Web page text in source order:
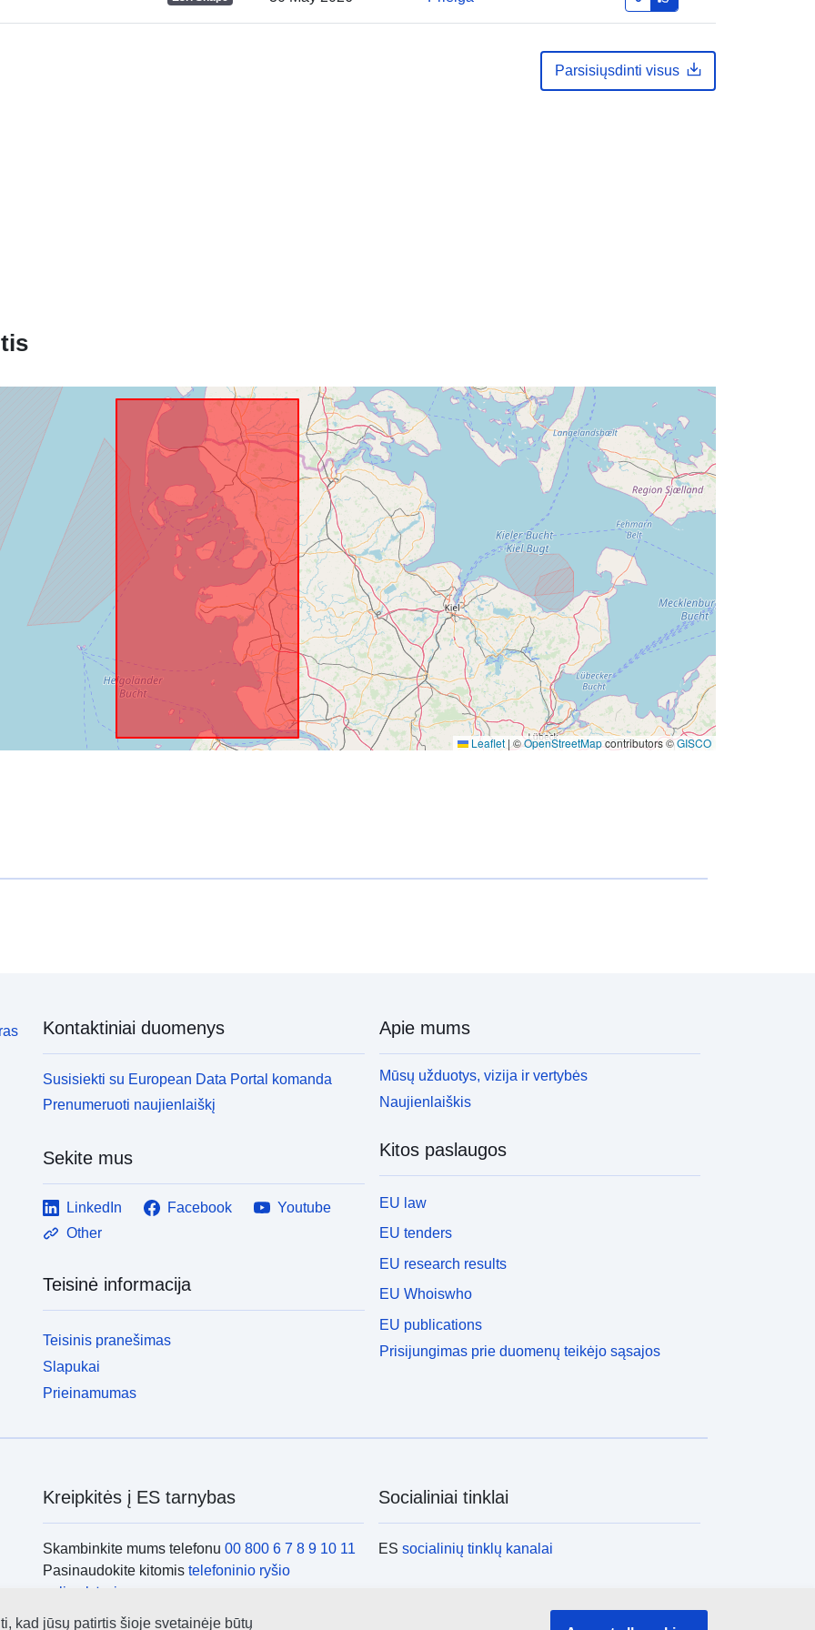
Parsisiųsdinti visus
Leaflet | ©OpenStreetMapcontributors ©GISCO
http://www.wattenmeer-
Pridėta prie duomenų.europa.eu: 10 June 2026
Identifikatoriai:
af081088-843c-4aa5-bc19-
b1a111d886d2
uriRef:
http://data.europa.eu/88u/dataset/af0
81088-843c-4aa5-bc19-
b1a111d886d2
Kaupimo
periodiškumas:
irregular
Laikotarpis: 01 November 2020
Rūšis:
Išteklius:
http://inspire.ec.europa.eu/metadata-
codelist/ResourceType/dataset
Kontaktiniai duomenys
Susisiekti su European Data Portal komanda
Prenumeruoti naujienlaiškį
Sekite mus
LinkedIn Facebook
Youtube
Other
Teisinė informacija
Teisinis pranešimas
Slapukai
Prieinamumas
Apie mums
Mūsų užduotys, vizija ir vertybės
Naujienlaiškis
Kitos paslaugos
EU law
EU tenders
EU research results
EU Whoiswho
EU publications
Prisijungimas prie duomenų teikėjo sąsajos
Kreipkitės į ES tarnybas
Skambinkite mums telefonu 00 800 6 7 8 9 10 11
Pasinaudokite kitomis telefoninio ryšio
galimybėmis
Rašykite mums e. paštu naudodamiesi
Socialiniai tinklai
ESsocialinių tinklų kanalai
ES institucijos ir įstaigos
kad jūsų patirtis šioje svetainėje būtų